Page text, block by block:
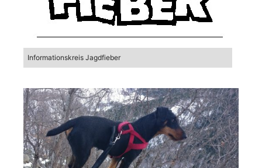
Informationskreis Jagdfieber